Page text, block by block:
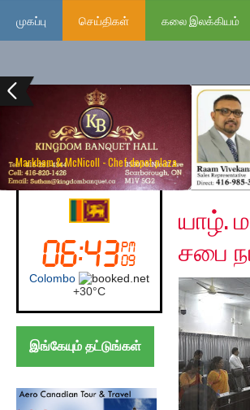
முகப்பு செய்திகள் கலை இலக்கியம்
Markham & McNicoll - Chef depot plaza
Sri Lanka
Colombo
+30°C
இங்கேயும் தட்டுங்கள்
யாழ்.
சபை